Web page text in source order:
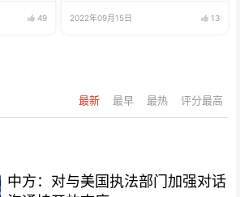
49 2022年09月15日 13
最新 最早 最热 评分最高
中方：对与美国执法部门加强对话